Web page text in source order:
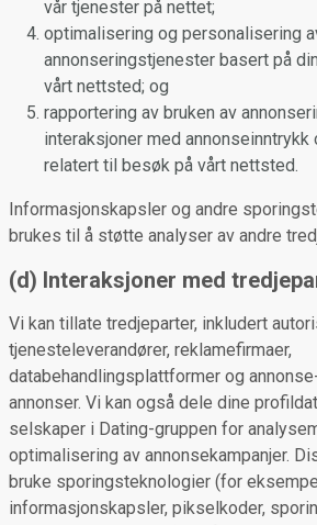
vår tjenester på nettet;
optimalisering og personalisering
annonseringstjenester basert på
vårt nettsted; og
rapportering av bruken av
interaksjoner med annonseinntrykk
relatert til besøk på vårt nettsted.
Informasjonskapsler og andre
brukes til å støtte analyser av andre
(d) Interaksjoner med
Vi kan tillate tredjeparter, inkludert
tjenesteleverandører, reklamefirmaer,
databehandlingsplattformer og
annonser. Vi kan også dele dine
selskaper i Dating-gruppen for
optimalisering av annonsekampanjer.
bruke sporingsteknologier (for
informasjonskapsler, pikselkoder,